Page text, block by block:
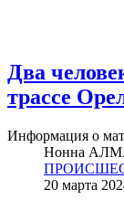
Два
трассе
Информация о
Нонна
20 марта